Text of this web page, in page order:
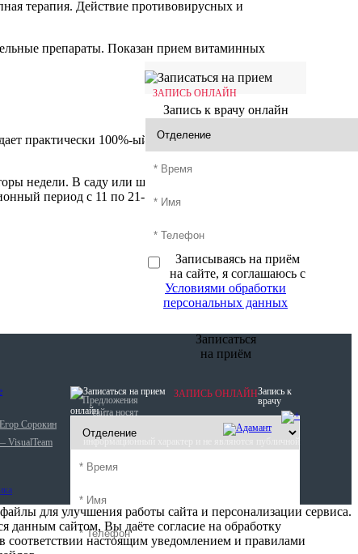
ЗАПИСЬ ОНЛАЙН
Запись к врачу онлайн
Записываясь на приём
на сайте, я соглашаюсь с
Условиями обработки
персональных данных
Записаться
на приём
терапия. Действие противовирусных и
препараты. Показан прием витаминных
практически 100%-ый результат. Прививку
недели. В саду или школе детский коллектив
период с 11 по 21-й день.
Сорокин
VisualTeam
ЗАПИСЬ ОНЛАЙНЗапись к
врачу
онлайн
Предложения
сайта носят
информационный характер и не являются публичной
для улучшения работы сайта и персонализации сервиса.
данным сайтом, Вы даёте согласие на обработку
соответствии настоящим уведомлением и правилами